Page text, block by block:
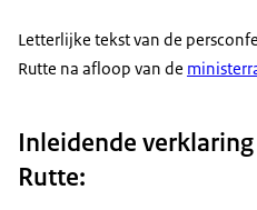
Letterlijke tekst van de
Rutte na afloop van de
Inleidende
Rutte: